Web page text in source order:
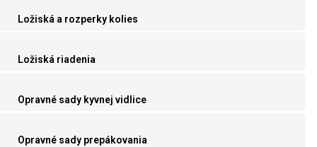
Ložiská a rozperky kolies
Ložiská riadenia
Opravné sady kyvnej vidlice
Opravné sady prepákovania